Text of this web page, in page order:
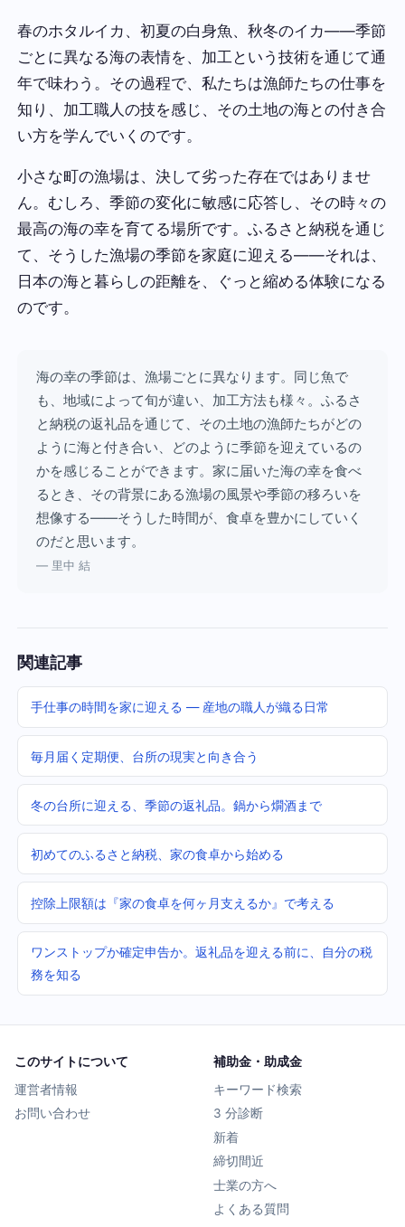
春のホタルイカ、初夏の白身魚、秋冬のイカ——季節
ごとに異なる海の表情を、加工という技術を通じて通
年で味わう。その過程で、私たちは漁師たちの仕事を
知り、加工職人の技を感じ、その土地の海との付き合
い方を学んでいくのです。
小さな町の漁場は、決して劣った存在ではありませ
ん。むしろ、季節の変化に敏感に応答し、その時々の
最高の海の幸を育てる場所です。ふるさと納税を通じ
て、そうした漁場の季節を家庭に迎える——それは、
日本の海と暮らしの距離を、ぐっと縮める体験になる
のです。
海の幸の季節は、漁場ごとに異なります。同じ魚で
も、地域によって旬が違い、加工方法も様々。ふるさ
と納税の返礼品を通じて、その土地の漁師たちがどの
ように海と付き合い、どのように季節を迎えているの
かを感じることができます。家に届いた海の幸を食べ
るとき、その背景にある漁場の風景や季節の移ろいを
想像する——そうした時間が、食卓を豊かにしていく
のだと思います。
— 里中 結
関連記事
手仕事の時間を家に迎える — 産地の職人が織る日常
毎月届く定期便、台所の現実と向き合う
冬の台所に迎える、季節の返礼品。鍋から燗酒まで
初めてのふるさと納税、家の食卓から始める
控除上限額は『家の食卓を何ヶ月支えるか』で考える
ワンストップか確定申告か。返礼品を迎える前に、自分の税
務を知る
このサイトについて
運営者情報
お問い合わせ
補助金・助成金
キーワード検索
3 分診断
新着
締切間近
士業の方へ
よくある質問